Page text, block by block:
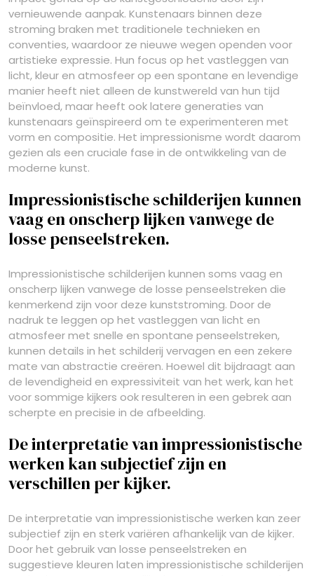
vernieuwende aanpak. Kunstenaars binnen deze
stroming braken met traditionele technieken en
conventies, waardoor ze nieuwe wegen openden voor
artistieke expressie. Hun focus op het vastleggen van
licht, kleur en atmosfeer op een spontane en levendige
manier heeft niet alleen de kunstwereld van hun tijd
beïnvloed, maar heeft ook latere generaties van
kunstenaars geïnspireerd om te experimenteren met
vorm en compositie. Het impressionisme wordt daarom
gezien als een cruciale fase in de ontwikkeling van de
moderne kunst.
Impressionistische schilderijen kunnen
vaag en onscherp lijken vanwege de
losse penseelstreken.
Impressionistische schilderijen kunnen soms vaag en
onscherp lijken vanwege de losse penseelstreken die
kenmerkend zijn voor deze kunststroming. Door de
nadruk te leggen op het vastleggen van licht en
atmosfeer met snelle en spontane penseelstreken,
kunnen details in het schilderij vervagen en een zekere
mate van abstractie creëren. Hoewel dit bijdraagt aan
de levendigheid en expressiviteit van het werk, kan het
voor sommige kijkers ook resulteren in een gebrek aan
scherpte en precisie in de afbeelding.
De interpretatie van impressionistische
werken kan subjectief zijn en
verschillen per kijker.
De interpretatie van impressionistische werken kan zeer
subjectief zijn en sterk variëren afhankelijk van de kijker.
Door het gebruik van losse penseelstreken en
suggestieve kleuren laten impressionistische schilderijen